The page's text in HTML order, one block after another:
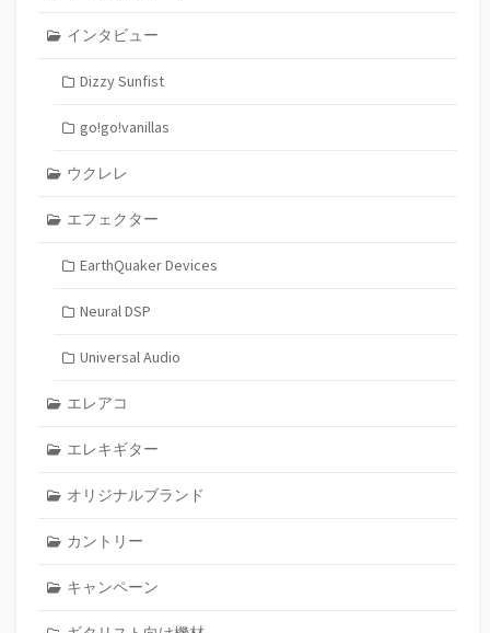
インタビュー
Dizzy Sunfist
go!go!vanillas
ウクレレ
エフェクター
EarthQuaker Devices
Neural DSP
Universal Audio
エレアコ
エレキギター
オリジナルブランド
カントリー
キャンペーン